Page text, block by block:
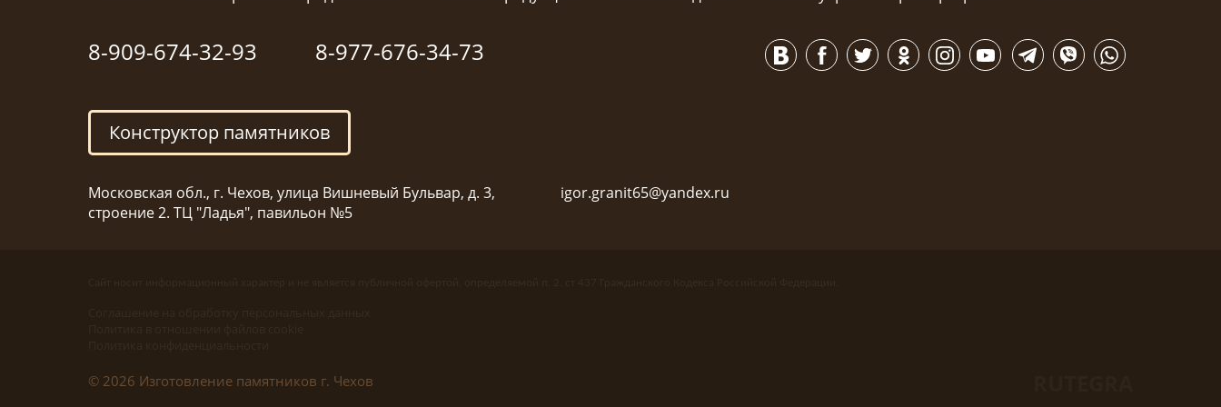
8-909-674-32-93 8-977-676-34-73
Конструктор памятников
Московская обл., г. Чехов, улица Вишневый Бульвар, д. 3,
строение 2. ТЦ "Ладья", павильон №5
igor.granit65@yandex.ru
© 2026 Изготовление памятников г. Чехов